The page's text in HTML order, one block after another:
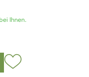
Ihnen.